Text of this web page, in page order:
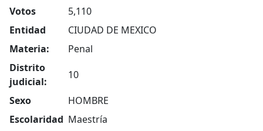
Votos
5,110
Entidad
CIUDAD DE MEXICO
Materia:
Penal
Distrito
judicial:
10
Sexo
HOMBRE
Escolaridad Maestría